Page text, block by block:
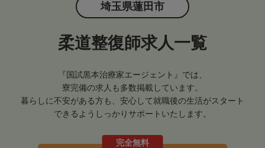
埼玉県蓮田市
柔道整復師求人一覧
『国試黒本治療家エージェント』では、
寮完備の求人も多数掲載しています。
暮らしに不安がある方も、安心して就職後の生活がスタート
できるようしっかりサポートいたします。
完全無料